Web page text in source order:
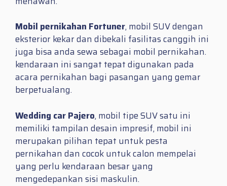
Mobil pernikahan Fortuner, mobil SUV dengan
eksterior kekar dan dibekali fasilitas canggih ini
juga bisa anda sewa sebagai mobil pernikahan.
kendaraan ini sangat tepat digunakan pada
acara pernikahan bagi pasangan yang gemar
berpetualang.
Wedding car Pajero, mobil tipe SUV satu ini
memiliki tampilan desain impresif, mobil ini
merupakan pilihan tepat untuk pesta
pernikahan dan cocok untuk calon mempelai
yang perlu kendaraan besar yang
mengedepankan sisi maskulin.